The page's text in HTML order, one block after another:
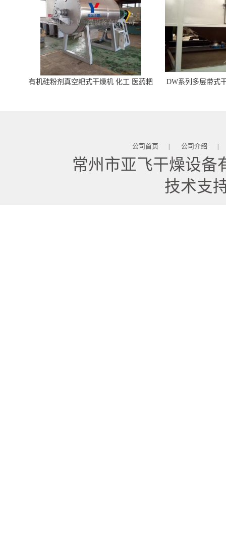
有机硅粉剂真空耙式干燥机 化工 医药耙
DW系列多层带式
公司首页 | 公司介绍 |
常州市亚飞干燥设备
技术支